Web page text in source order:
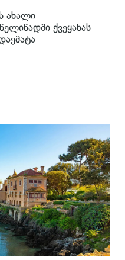
ახალი
ქვეყანას